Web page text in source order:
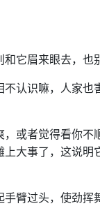
它眉来眼去，也
不认识嘛，人家
或者觉得看你
大事了，这说
臂过头，使劲挥